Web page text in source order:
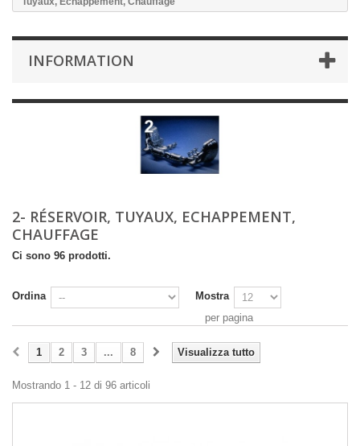
INFORMATION
2- RÉSERVOIR, TUYAUX, ECHAPPEMENT,
CHAUFFAGE
Ci sono 96 prodotti.
Ordina
Mostra
per pagina
Visualizza tutto
1 2 3 ... 8
Mostrando 1 - 12 di 96 articoli